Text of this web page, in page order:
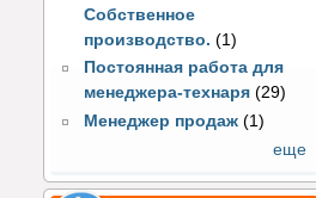
Собственное
производство. (1)
Постоянная работа для
менеджера-технаря (29)
Менеджер продаж (1)
еще